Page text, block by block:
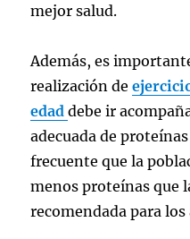
mejor salud.
Además, es
realización de
edaddebe ir
adecuada de
frecuente que la
menos proteínas que
recomendada para